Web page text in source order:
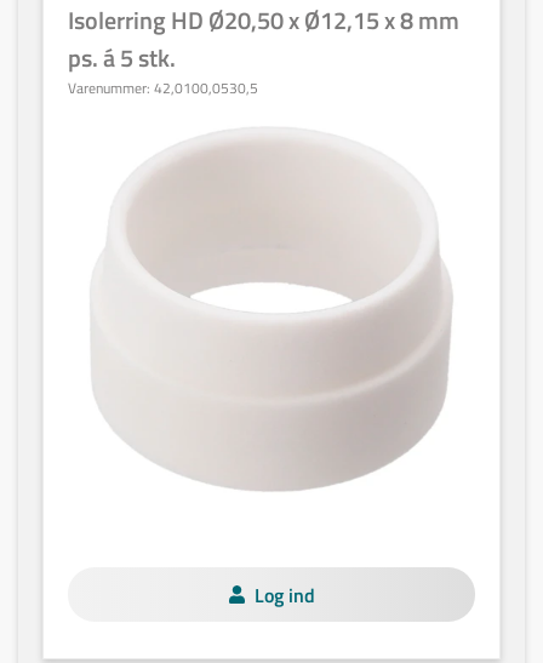
Isolerring HD Ø20,50 x Ø12,15 x 8 mm
ps. á 5 stk.
Varenummer: 42,0100,0530,5
Log ind